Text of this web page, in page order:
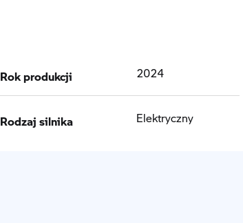
Rok produkcji 2024
Rodzaj silnika Elektryczny